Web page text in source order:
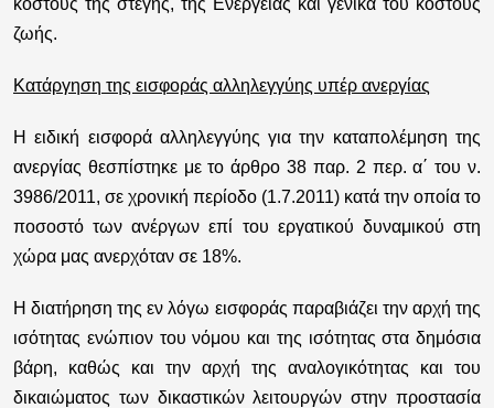
κόστους της στέγης, της Ενέργειας και γενικά του κόστους
ζωής.
Κατάργηση της εισφοράς αλληλεγγύης υπέρ ανεργίας
Η ειδική εισφορά αλληλεγγύης για την καταπολέμηση της
ανεργίας θεσπίστηκε με το άρθρο 38 παρ. 2 περ. α΄ του ν.
3986/2011, σε χρονική περίοδο (1.7.2011) κατά την οποία το
ποσοστό των ανέργων επί του εργατικού δυναμικού στη
χώρα μας ανερχόταν σε 18%.
Η διατήρηση της εν λόγω εισφοράς παραβιάζει την αρχή της
ισότητας ενώπιον του νόμου και της ισότητας στα δημόσια
βάρη, καθώς και την αρχή της αναλογικότητας και του
δικαιώματος των δικαστικών λειτουργών στην προστασία